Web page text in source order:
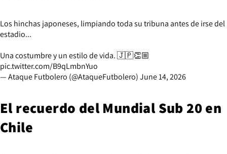
Los hinchas japoneses, limpiando toda su tribuna antes de irse del
estadio...
Una costumbre y un estilo de vida. 🇯🇵👏🏼
pic.twitter.com/B9qLmbnYuo
— Ataque Futbolero (@AtaqueFutbolero)June 14, 2026
El recuerdo del Mundial Sub 20 en
Chile